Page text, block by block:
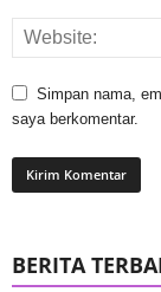
Simpan nama,
saya berkomentar.
BERITA